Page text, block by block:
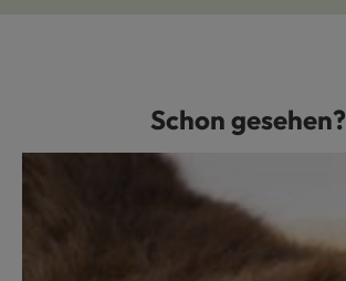
Produktgalerie überspringenSchon gesehen?